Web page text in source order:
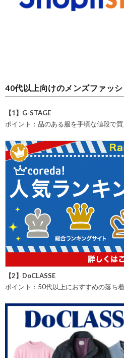
40代以上向けのメンズファッ
【1】G-STAGE
ポイント：品のある服を手頃な値段で
【2】DoCLASSE
ポイント：50代以上におすすめの落ち